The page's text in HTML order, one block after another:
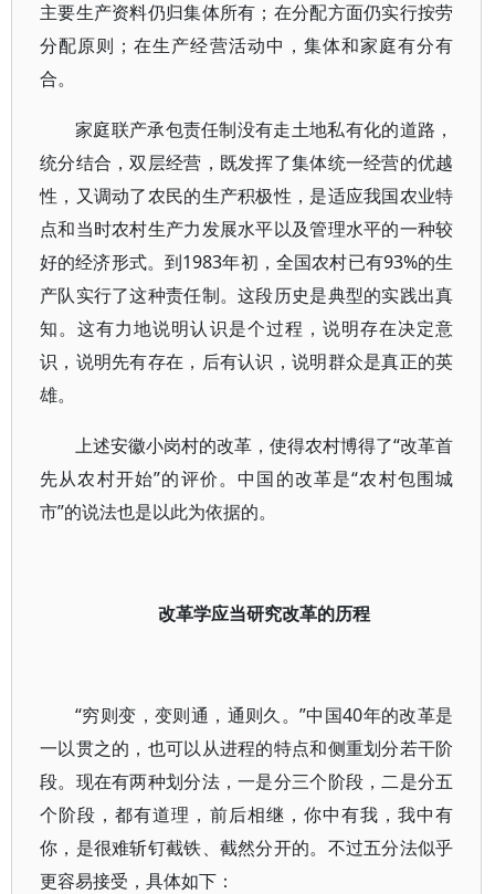
主要生产资料仍归集体所有；在分配方面仍实行按劳
分配原则；在生产经营活动中，集体和家庭有分有
合。
家庭联产承包责任制没有走土地私有化的道路，
统分结合，双层经营，既发挥了集体统一经营的优越
性，又调动了农民的生产积极性，是适应我国农业特
点和当时农村生产力发展水平以及管理水平的一种较
好的经济形式。到1983年初，全国农村已有93%的生
产队实行了这种责任制。这段历史是典型的实践出真
知。这有力地说明认识是个过程，说明存在决定意
识，说明先有存在，后有认识，说明群众是真正的英
雄。
上述安徽小岗村的改革，使得农村博得了“改革首
先从农村开始”的评价。中国的改革是“农村包围城
市”的说法也是以此为依据的。
改革学应当研究改革的历程
“穷则变，变则通，通则久。”中国40年的改革是
一以贯之的，也可以从进程的特点和侧重划分若干阶
段。现在有两种划分法，一是分三个阶段，二是分五
个阶段，都有道理，前后相继，你中有我，我中有
你，是很难斩钉截铁、截然分开的。不过五分法似乎
更容易接受，具体如下：